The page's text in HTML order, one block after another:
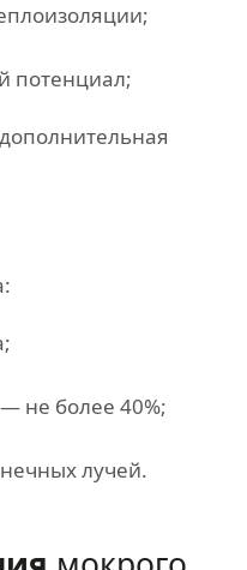
потенциал;
не более 40%;
лучей.